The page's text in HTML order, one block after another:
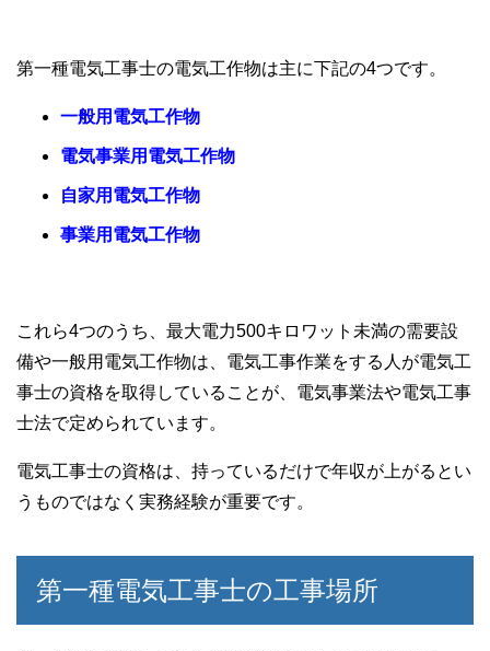
第一種電気工事士の電気工作物は主に下記の4つです。
一般用電気工作物
電気事業用電気工作物
自家用電気工作物
事業用電気工作物
これら4つのうち、最大電力500キロワット未満の需要設
備や一般用電気工作物は、電気工事作業をする人が電気工
事士の資格を取得していることが、電気事業法や電気工事
士法で定められています。
電気工事士の資格は、持っているだけで年収が上がるとい
うものではなく実務経験が重要です。
第一種電気工事士の工事場所